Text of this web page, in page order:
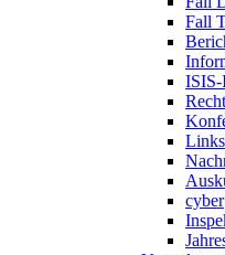
Fall
ISIS-
Links
cyber